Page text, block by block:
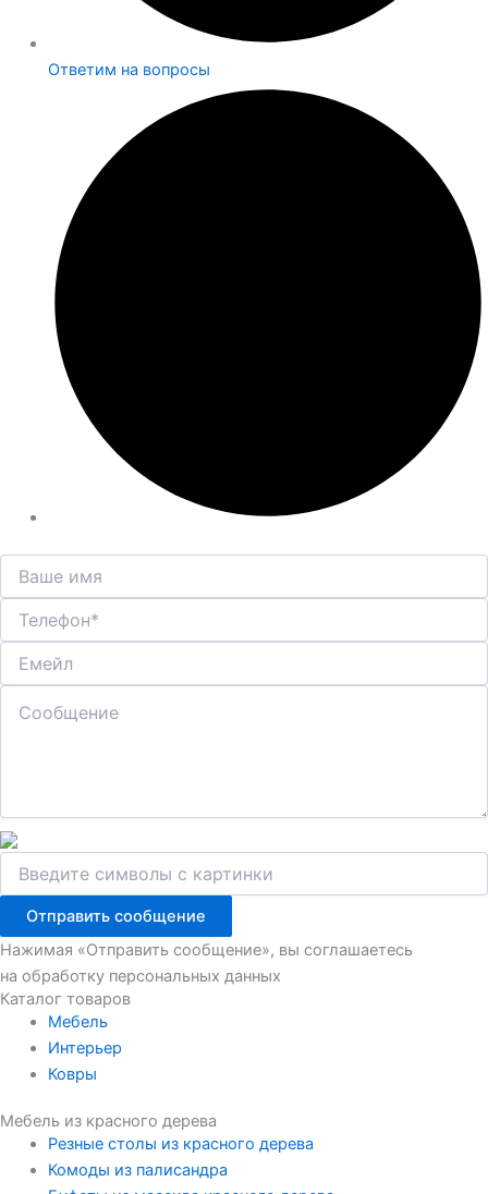
Ответим на вопросы
Отправить сообщение
Нажимая «Отправить сообщение», вы соглашаетесь
на обработку персональных данных
Каталог товаров
Мебель
Интерьер
Ковры
Мебель из красного дерева
Резные столы из красного дерева
Комоды из палисандра